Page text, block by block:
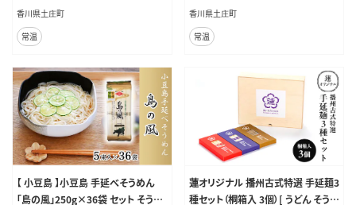
香川県土庄町
常温
香川県土庄町
常温
【 小豆島 】小豆島 手延べそうめん
「島の風」250g×36袋 セット そうめ
蓮オリジナル 播州古式特選 手延麺3
種セット（桐箱入 3個）[ うどん そうめ